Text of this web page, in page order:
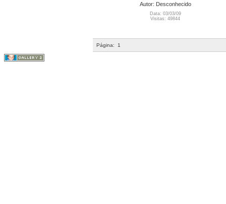
Autor: Desconhecido
Data: 03/03/09
Visitas: 49844
Página: 1